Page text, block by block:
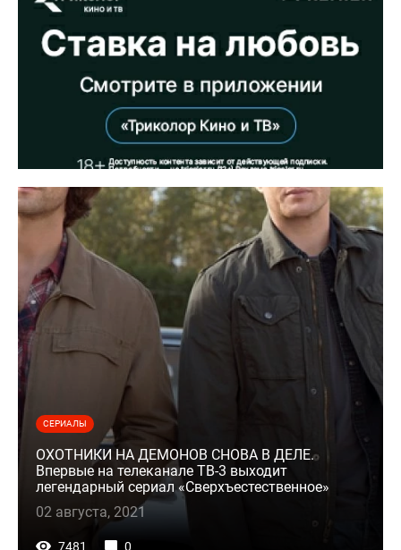
СЕРИАЛЫ
ОХОТНИКИ НА ДЕМОНОВ СНОВА В ДЕЛЕ.
Впервые на телеканале ТВ-3 выходит
легендарный сериал «Сверхъестественное»
02 августа, 2021
7481 0